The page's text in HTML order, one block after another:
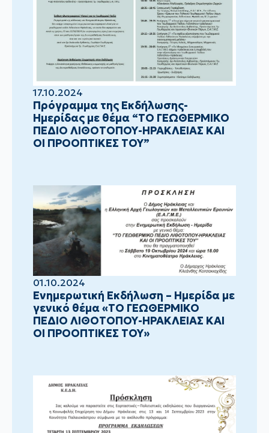
17.10.2024
Πρόγραμμα της Εκδήλωσης-
Ημερίδας με θέμα “ΤΟ ΓΕΩΘΕΡΜΙΚΟ
ΠΕΔΙΟ ΛΙΘΟΤΟΠΟΥ-ΗΡΑΚΛΕΙΑΣ ΚΑΙ
ΟΙ ΠΡΟΟΠΤΙΚΕΣ ΤΟΥ”
01.10.2024
Ενημερωτική Εκδήλωση – Ημερίδα με
γενικό θέμα «ΤΟ ΓΕΩΘΕΡΜΙΚΟ
ΠΕΔΙΟ ΛΙΘΟΤΟΠΟΥ-ΗΡΑΚΛΕΙΑΣ ΚΑΙ
ΟΙ ΠΡΟΟΠΤΙΚΕΣ ΤΟΥ»